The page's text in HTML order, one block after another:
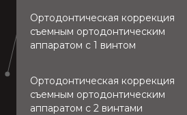
Ортодонтическая коррекция
съемным ортодонтическим
аппаратом с 1 винтом
Ортодонтическая коррекция
съемным ортодонтическим
аппаратом с 2 винтами